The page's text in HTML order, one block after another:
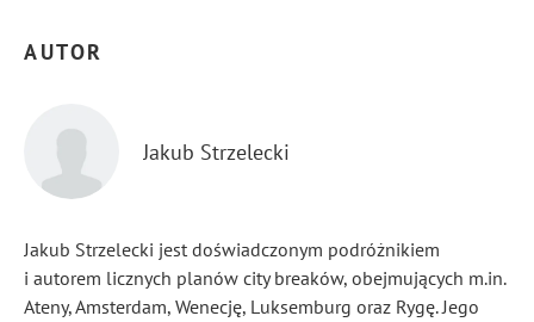
AUTOR
Jakub Strzelecki
Jakub Strzelecki jest doświadczonym podróżnikiem
i autorem licznych planów city breaków, obejmujących m.in.
Ateny, Amsterdam, Wenecję, Luksemburg oraz Rygę. Jego